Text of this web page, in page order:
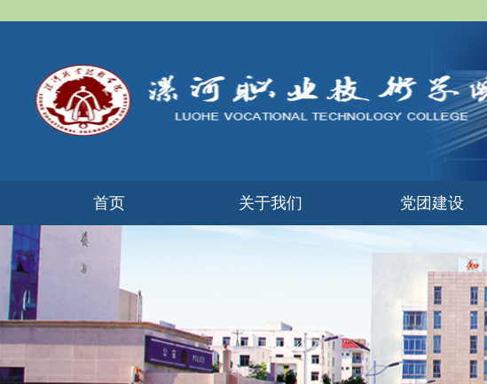
首页 关于我们 党团建设